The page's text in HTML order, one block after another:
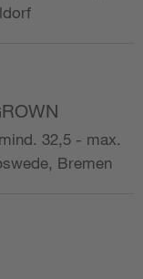
32,5 - max.
Bremen